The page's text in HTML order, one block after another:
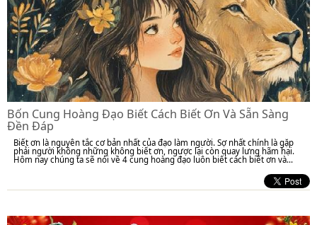
Bốn Cung Hoàng Đạo Biết Cách Biết Ơn Và Sẵn Sàng
Đền Đáp
Biết ơn là nguyên tắc cơ bản nhất của đạo làm người. Sợ nhất chính là gặp
phải người không những không biết ơn, ngược lại còn quay lưng hãm hại.
Hôm nay chúng ta sẽ nói về 4 cung hoàng đạo luôn biết cách biết ơn và...